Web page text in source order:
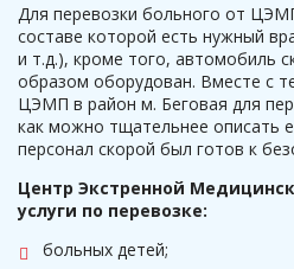
Для перевозки больного от
составе которой есть нужный
и т.д.), кроме того, автомобиль
образом оборудован. Вместе с
ЦЭМП в район м. Беговая для
как можно тщательнее описать
персонал скорой был готов к
Центр Экстренной
услуги по перевозке:
больных детей;